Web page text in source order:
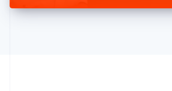
Liechtenstein